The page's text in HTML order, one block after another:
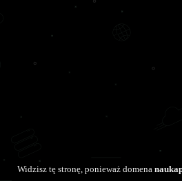
Widzisz tę stronę, ponieważ domena